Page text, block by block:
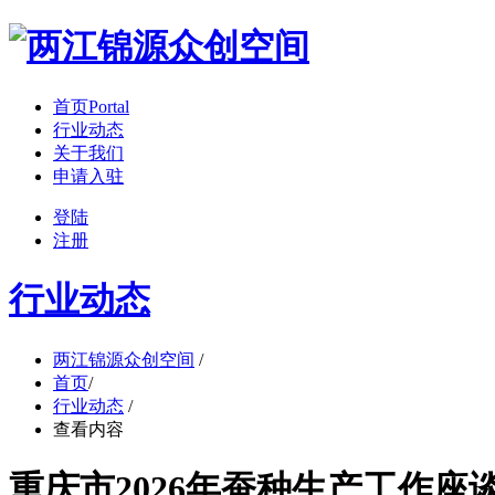
首页Portal
行业动态
关于我们
申请入驻
登陆
注册
行业动态
两江锦源众创空间 /
首页/
行业动态 /
查看内容